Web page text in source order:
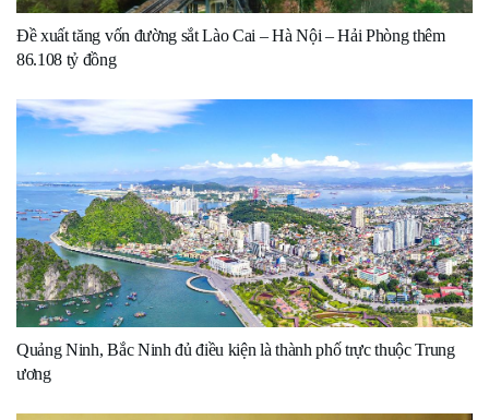
Đề xuất tăng vốn đường sắt Lào Cai – Hà Nội – Hải Phòng thêm
86.108 tỷ đồng
Quảng Ninh, Bắc Ninh đủ điều kiện là thành phố trực thuộc Trung
ương